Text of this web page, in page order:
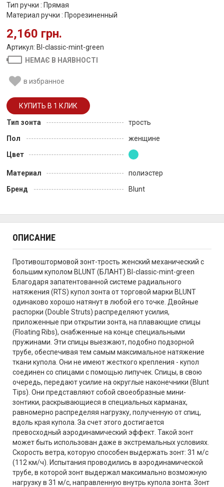
Тип ручки : Прямая
Материал ручки : Прорезиненный
2,160 грн.
Артикул: Bl-classic-mint-green
НЕМАЄ В НАЯВНОСТІ
в избранное
Тип зонта
трость
Пол
женщине
Цвет
Материал
полиэстер
Бренд
Blunt
ОПИСАНИЕ
Противоштормовой зонт-трость женский механический с
большим куполом BLUNT (БЛАНТ) Bl-classic-mint-green
Благодаря запатентованной системе радиального
натяжения (RTS) купол зонта от торговой марки BLUNT
одинаково хорошо натянут в любой его точке. Двойные
распорки (Double Struts) распределяют усилия,
приложенные при открытии зонта, на плавающие спицы
(Floating Ribs), снабженные на конце специальными
пружинами. Эти спицы выезжают, подобно подзорной
трубе, обеспечивая тем самым максимальное натяжение
ткани купола. Они не имеют жесткого крепления - купол
соединен со спицами с помощью липучек. Спицы, в свою
очередь, передают усилие на округлые наконечники (Blunt
Tips). Они представляют собой своеобразные мини-
зонтики, раскрывающиеся в специальных карманах,
равномерно распределяя нагрузку, полученную от спиц,
вдоль края купола. За счет этого достигается
превосходный аэродинамический эффект. Такой зонт
может быть использован даже в экстремальных условиях.
Скорость ветра, которую способен выдержать зонт: 31 м/c
(112 км/ч). Испытания проводились в аэродинамической
трубе, в которой зонт выдержал максимально возможную
нагрузку в 31 м/c, направленную внутрь купола зонта. Зонт